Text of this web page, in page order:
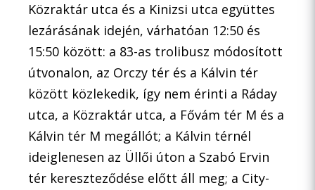
Közraktár utca és a Kinizsi utca együttes
lezárásának idején, várhatóan 12:50 és
15:50 között: a 83-as trolibusz módosított
útvonalon, az Orczy tér és a Kálvin tér
között közlekedik, így nem érinti a Ráday
utca, a Közraktár utca, a Fővám tér M és a
Kálvin tér M megállót; a Kálvin térnél
ideiglenesen az Üllői úton a Szabó Ervin
tér kereszteződése előtt áll meg; a City-